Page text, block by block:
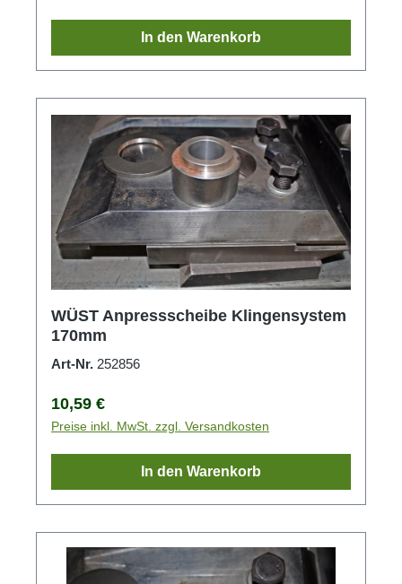
In den Warenkorb
WÜST Anpressscheibe Klingensystem
170mm
Art-Nr. 252856
Regulärer Preis:
10,59 €
Preise inkl. MwSt. zzgl. Versandkosten
In den Warenkorb